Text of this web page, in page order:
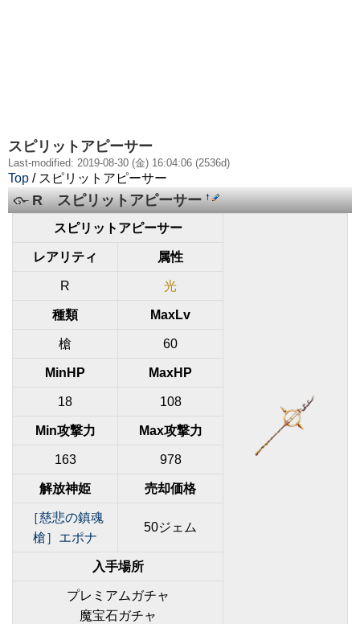
スピリットアピーサー
Last-modified: 2019-08-30 (金) 16:04:06 (2536d)
Top / スピリットアピーサー
R スピリットアピーサー†
スピリットアピーサー
レアリティ 属性
R 光
種類 MaxLv
槍 60
MinHP MaxHP
18 108
Min攻撃力 Max攻撃力
163 978
解放神姫 売却価格
［慈悲の鎮魂
槍］エポナ
50ジェム
入手場所
プレミアムガチャ
魔宝石ガチャ